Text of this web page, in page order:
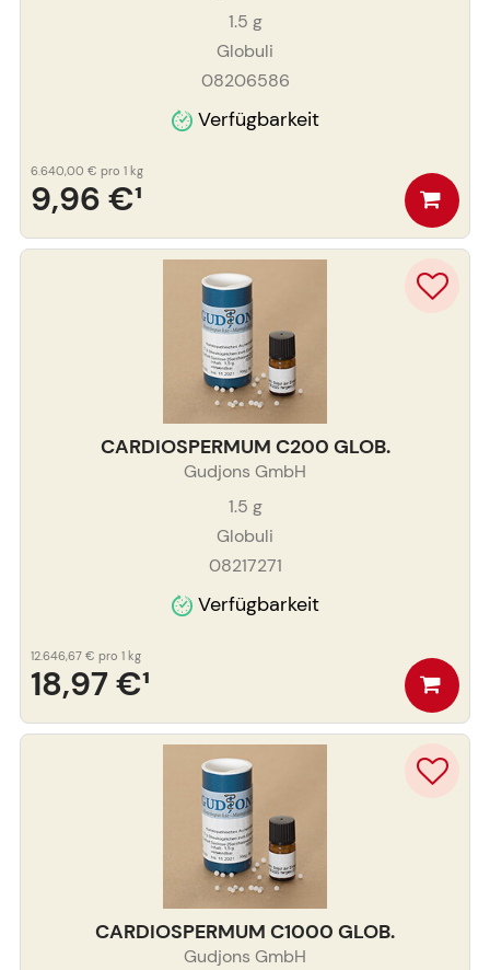
1.5 g
Globuli
08206586
Verfügbarkeit
9,96 €¹
6.640,00 € pro 1 kg
CARDIOSPERMUM C200 GLOB.
Gudjons GmbH
1.5 g
Globuli
08217271
Verfügbarkeit
18,97 €¹
12.646,67 € pro 1 kg
CARDIOSPERMUM C1000 GLOB.
Gudjons GmbH